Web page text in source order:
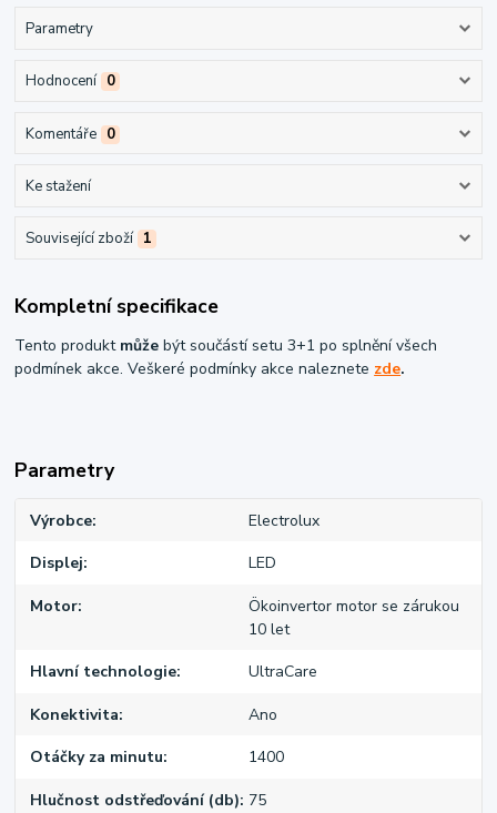
Parametry
Hodnocení 0
Komentáře 0
Ke stažení
Související zboží 1
Kompletní specifikace
Tento produkt může být součástí setu 3+1 po splnění všech
podmínek akce. Veškeré podmínky akce naleznete zde.
Parametry
Výrobce Electrolux
Displej LED
Motor
Ökoinvertor motor se zárukou
10 let
Hlavní technologie UltraCare
Konektivita Ano
Otáčky za minutu 1400
Hlučnost odstřeďování (db) 75